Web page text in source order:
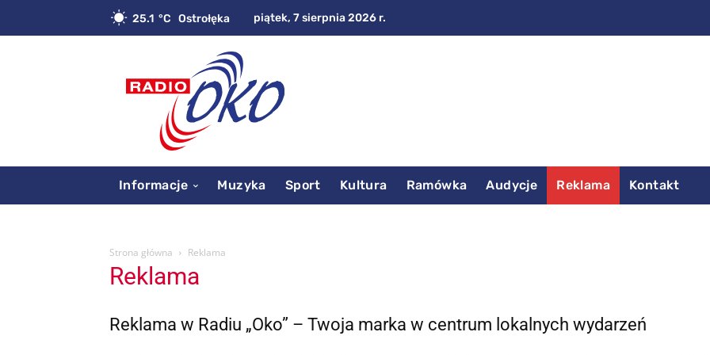
25.1 C Ostrołęka piątek, 7 sierpnia 2026 r.
Informacje Muzyka Sport Kultura Ramówka Audycje Reklama Kontakt
Strona główna Reklama
Reklama
Reklama w Radiu „Oko” – Twoja marka w centrum lokalnych wydarzeń